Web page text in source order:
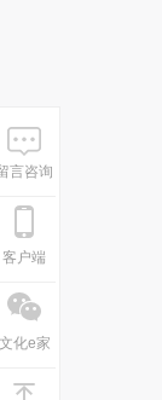
言咨询
客户端
化e家